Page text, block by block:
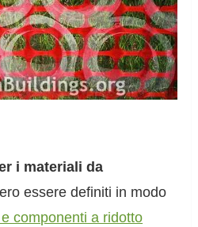
i materiali da
essere definiti in modo
componenti a ridotto